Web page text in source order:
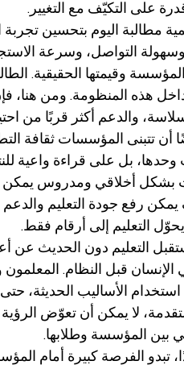
على التكيّف مع التغيير.
مطالبة اليوم بتحسين
التواصل، وسرعة
وقيمتها الحقيقية.
هذه المنظومة. ومن هنا،
والدعم أكثر قربًا من
تتبنى المؤسسات ثقافة
بل على قراءة واعية
بشكل أخلاقي ومدروس
رفع جودة التعليم
التعليم إلى أرقام فقط.
التعليم دون الحديث عن
قبل النظام. المعلمون
الأساليب الحديثة، حتى
لا يمكن أن تعوّض الرؤية
بين المؤسسة وطلابها.
تبدو الفرصة كبيرة أمام